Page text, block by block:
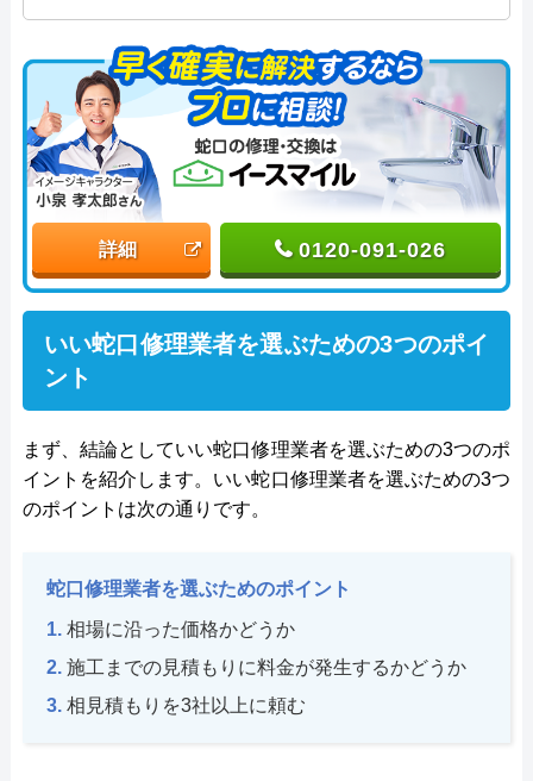
ブルを解決。多くのお客様に信頼される「水道水
栓」のスペシャリスト。
詳細 0120-091-026
いい蛇口修理業者を選ぶための3つのポイ
ント
まず、結論としていい蛇口修理業者を選ぶための3つのポ
イントを紹介します。いい蛇口修理業者を選ぶための3つ
のポイントは次の通りです。
蛇口修理業者を選ぶためのポイント
相場に沿った価格かどうか
施工までの見積もりに料金が発生するかどうか
相見積もりを3社以上に頼む